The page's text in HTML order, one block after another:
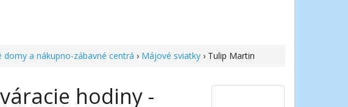
domy a nákupno-zábavné centrá › Májové sviatky › Tulip Martin
hodiny -